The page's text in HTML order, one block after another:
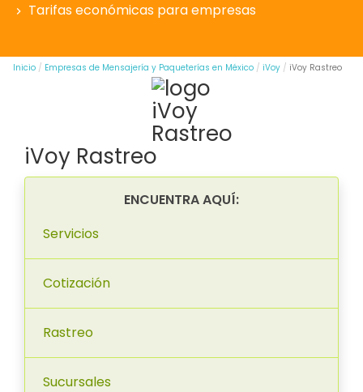
Tarifas económicas para empresas
Inicio Empresas de Mensajería y Paqueterías en México iVoy iVoy Rastreo
iVoy Rastreo
ENCUENTRA AQUÍ:
Servicios
Cotización
Rastreo
Sucursales